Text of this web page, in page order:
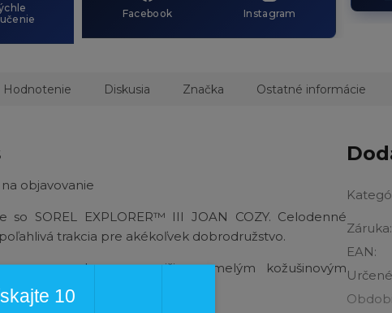
Facebook Instagram
Hodnotenie Diskusia Značka Ostatné informácie
objavovanie
so SOREL EXPLORER™ III JOAN COZY. Celodenné
trakcia pre akékoľvek dobrodružstvo.
v nepremokavom semiši s umelým kožušinovým
Záruka:
EAN:
10